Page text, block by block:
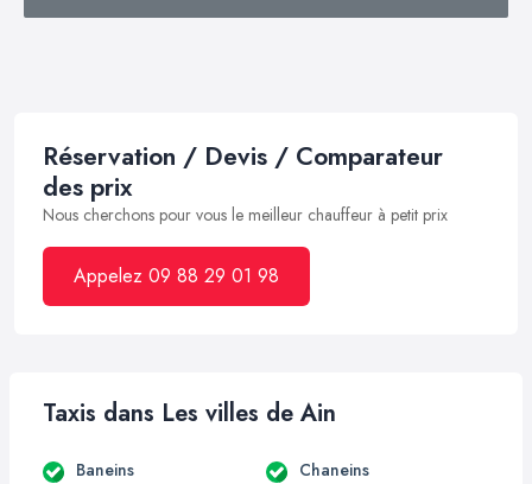
Réservation / Devis / Comparateur
des prix
Nous cherchons pour vous le meilleur chauffeur à petit prix
Appelez 09 88 29 01 98
Taxis dans Les villes de Ain
Baneins Chaneins